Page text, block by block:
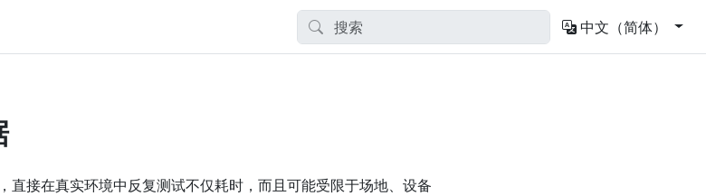
中文（简体）
直接在真实环境中反复测试不仅耗时，而且可能受限于场地、设备